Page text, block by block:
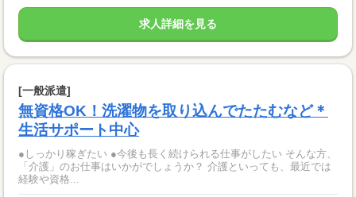
求人詳細を見る
[一般派遣]
無資格OK！洗濯物を取り込んでたたむなど＊
生活サポート中心
●しっかり稼ぎたい ●今後も長く続けられる仕事がしたい そんな方、
「介護」のお仕事はいかがでしょうか？ 介護といっても、最近では
経験や資格...